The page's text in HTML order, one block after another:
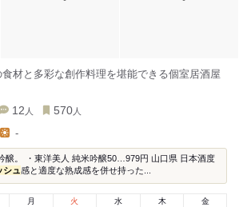
食材と多彩な創作料理を堪能できる個室居酒屋
12 人 570 人
-
醸。 ・東洋美人 純米吟醸50…979円 山口県 日本酒度
シュ 感と適度な熟成感を併せ持った...
月 火 水 木 金